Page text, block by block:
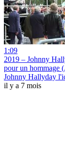
1:09
2019 – Johnny
pour un hommage
Johnny Hallyday
il y a 7 mois